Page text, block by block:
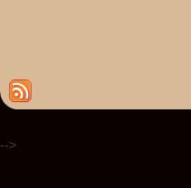
-->